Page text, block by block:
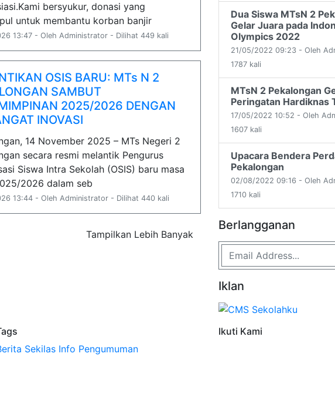
bersyukur, donasi yang
untuk membantu korban banjir
13:47 - Oleh Administrator - Dilihat 449 kali
OSIS BARU: MTs N 2
SAMBUT
2025/2026 DENGAN
INOVASI
14 November 2025 – MTs Negeri 2
secara resmi melantik Pengurus
Siswa Intra Sekolah (OSIS) baru masa
2026 dalam seb
13:44 - Oleh Administrator - Dilihat 440 kali
Tampilkan Lebih Banyak
Dua Siswa MTsN 2
Gelar Juara pada
Olympics 2022
21/05/2022 09:23 - Oleh
1787 kali
MTsN 2 Pekalongan
Peringatan Hardiknas
17/05/2022 10:52 - Oleh
1607 kali
Upacara Bendera
Pekalongan
02/08/2022 09:16 - Oleh
1710 kali
Berlangganan
Iklan
Sekilas Info Pengumuman
Ikuti Kami